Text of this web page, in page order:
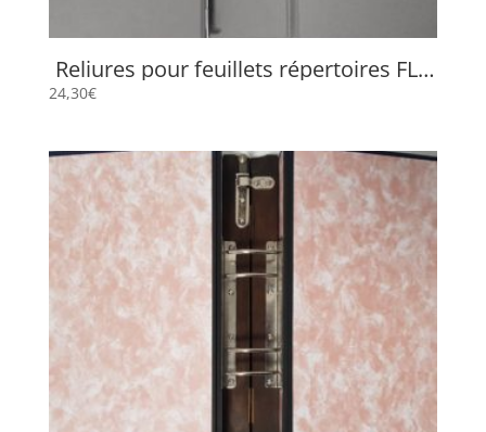
Reliures pour feuillets répertoires FLP
24,30€